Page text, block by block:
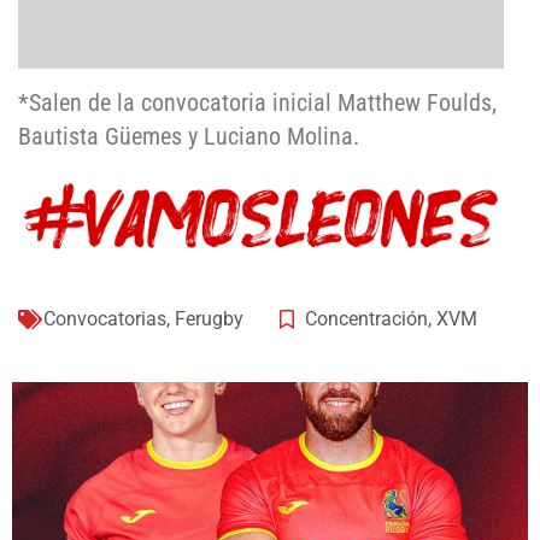
*Salen de la convocatoria inicial Matthew Foulds,
Bautista Güemes y Luciano Molina.
Convocatorias, Ferugby Concentración, XVM